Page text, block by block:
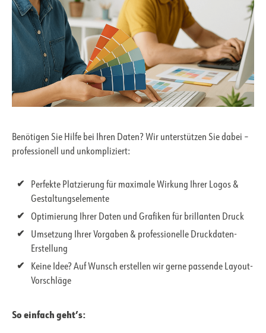
Benötigen Sie Hilfe bei Ihren Daten? Wir unterstützen Sie dabei –
professionell und unkompliziert:
Perfekte Platzierung für maximale Wirkung Ihrer Logos &
Gestaltungselemente
Optimierung Ihrer Daten und Grafiken für brillanten Druck
Umsetzung Ihrer Vorgaben & professionelle Druckdaten-
Erstellung
Keine Idee? Auf Wunsch erstellen wir gerne passende Layout-
Vorschläge
So einfach geht’s: